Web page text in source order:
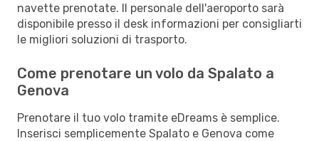
navette prenotate. Il personale dell'aeroporto sarà
disponibile presso il desk informazioni per consigliarti
le migliori soluzioni di trasporto.
Come prenotare un volo da Spalato a
Genova
Prenotare il tuo volo tramite eDreams è semplice.
Inserisci semplicemente Spalato e Genova come